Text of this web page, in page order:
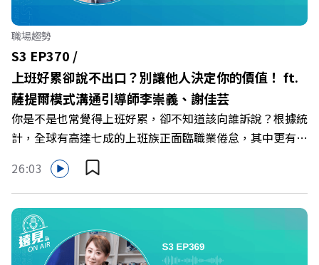
智庫總編輯 李建興 與談人／可爾姿Curves台灣執行長 林宏
遠 +++++ 🫧清除腦袋的盲點，也順手理清生活的雜亂。 點
開看質感養成術>> https://gvmkt.pse.is/9al3px ✨關注
《遠見》更多的社群： LINE：https://reurl.cc/A4ELQp
IG：https://bit.ly/3AjBWNV YT：https://bit.ly/38jNi9k
Powered by Firstory Hosting
職場趨勢
S3 EP370 /
上班好累卻說不出口？別讓他人決定你的價值！ ft.
薩提爾模式溝通引導師李崇義、謝佳芸
你是不是也常覺得上班好累，卻不知道該向誰訴說？根據統
計，全球有高達七成的上班族正面臨職業倦怠，其中更有三
成默默承受著「沉默的倦怠」。當主管的期待、同儕的競爭
與承上啟下的壓力成為日常，身在職場的我們該如何停止無
止境的自我懷疑，在人際風暴中找回安頓內心的力量？ 本
集《遠見ON AIR》邀請新書《透視職場冰山》作者、薩提
爾模式溝通引導師李崇義與謝佳芸，教你如何看穿職場底層
的應對姿態，以及在緊湊的職場節奏中，修煉安頓心法！
26:03